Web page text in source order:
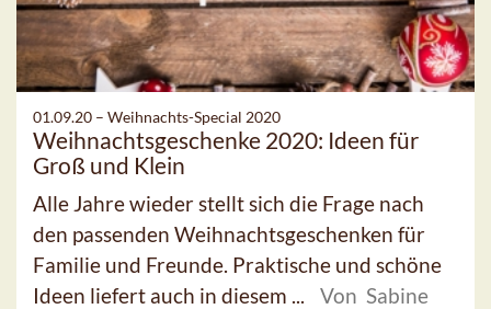
01.09.20 – Weihnachts-Special 2020
Weihnachtsgeschenke 2020: Ideen für
Groß und Klein
Alle Jahre wieder stellt sich die Frage nach
den passenden Weihnachtsgeschenken für
Familie und Freunde. Praktische und schöne
Ideen liefert auch in diesem ...
Von Sabine